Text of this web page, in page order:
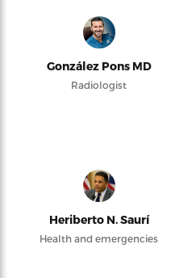
González Pons MD
Radiologist
Heriberto N. Saurí
Health and emergencies